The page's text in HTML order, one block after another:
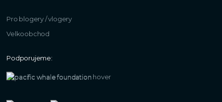
Pro blogery / vlogery
Velkoobchod
Podporujeme: